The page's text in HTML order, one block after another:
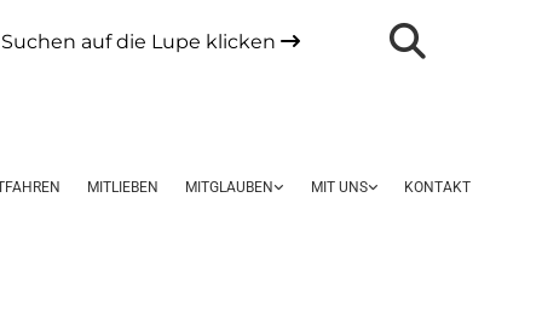
auf die Lupe klicken 
MITLIEBEN MITGLAUBEN MIT UNS KONTAKT